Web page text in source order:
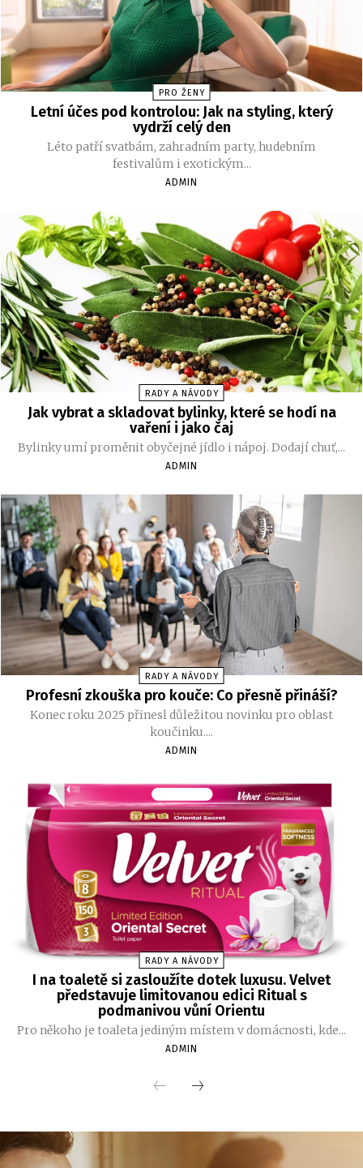
PRO ŽENY
Letní účes pod kontrolou: Jak na styling, který
vydrží celý den
Léto patří svatbám, zahradním party, hudebním
festivalům i exotickým...
ADMIN
RADY A NÁVODY
Jak vybrat a skladovat bylinky, které se hodí na
vaření i jako čaj
Bylinky umí proměnit obyčejné jídlo i nápoj. Dodají chuť,...
ADMIN
RADY A NÁVODY
Profesní zkouška pro kouče: Co přesně přináší?
Konec roku 2025 přinesl důležitou novinku pro oblast
koučinku....
ADMIN
RADY A NÁVODY
I na toaletě si zasloužíte dotek luxusu. Velvet
představuje limitovanou edici Ritual s
podmanivou vůní Orientu
Pro někoho je toaleta jediným místem v domácnosti, kde...
ADMIN